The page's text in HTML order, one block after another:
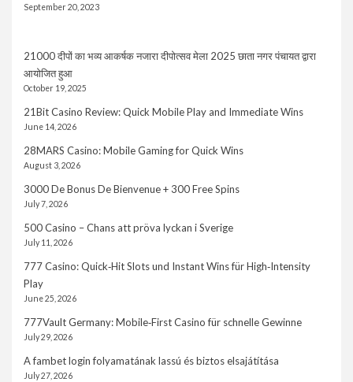
September 20, 2023
21000 दीपों का भव्य आकर्षक नजारा दीपोत्सव मेला 2025 छाता नगर पंचायत द्वारा
आयोजित हुआ
October 19, 2025
21Bit Casino Review: Quick Mobile Play and Immediate Wins
June 14, 2026
28MARS Casino: Mobile Gaming for Quick Wins
August 3, 2026
3000 De Bonus De Bienvenue + 300 Free Spins
July 7, 2026
500 Casino – Chans att pröva lyckan i Sverige
July 11, 2026
777 Casino: Quick‑Hit Slots und Instant Wins für High‑Intensity
Play
June 25, 2026
777Vault Germany: Mobile‑First Casino für schnelle Gewinne
July 29, 2026
A fambet login folyamatának lassú és biztos elsajátítása
July 27, 2026